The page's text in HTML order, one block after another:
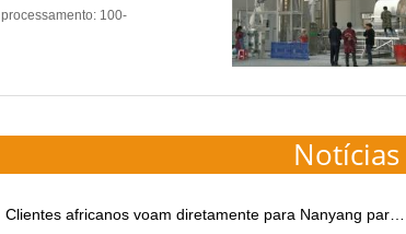
processamento: 100-
farinhaIntrodução do produto: Airflow
Clientes africanos voam diretamente para Nanyang para visitar a fábrica da Goodway